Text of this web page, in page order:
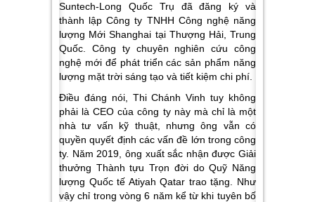
Suntech-Long Quốc Trụ đã đăng ký và
thành lập Công ty TNHH Công nghệ năng
lượng Mới Shanghai tại Thượng Hải, Trung
Quốc. Công ty chuyên nghiên cứu công
nghệ mới để phát triển các sản phẩm năng
lượng mặt trời sáng tạo và tiết kiệm chi phí.
Điều đáng nói, Thi Chánh Vinh tuy không
phải là CEO của công ty này mà chỉ là một
nhà tư vấn kỹ thuật, nhưng ông vẫn có
quyền quyết định các vấn đề lớn trong công
ty. Năm 2019, ông xuất sắc nhận được Giải
thưởng Thành tựu Trọn đời do Quỹ Năng
lượng Quốc tế Atiyah Qatar trao tặng. Như
vậy chỉ trong vòng 6 năm kể từ khi tuyên bố